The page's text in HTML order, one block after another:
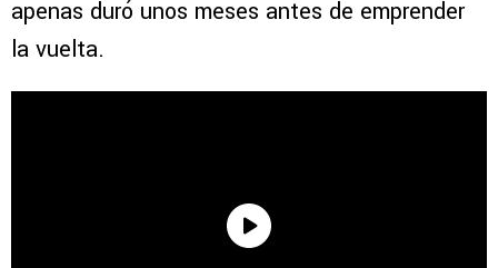
apenas duró unos meses antes de emprender
la vuelta.